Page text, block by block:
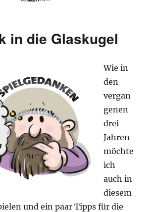
in die Glaskugel
Wie in
den
vergan
genen
drei
Jahren
möchte
ich
auch in
diesem
und ein paar Tipps für die